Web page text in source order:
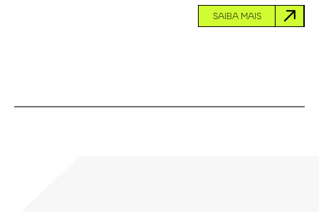
SAIBA MAIS